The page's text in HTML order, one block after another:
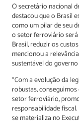
O secretário nacional
destacou que o Brasil
como um pilar de seu
o setor ferroviário
Brasil, reduzir os
mencionou a
sustentável do
“Com a evolução da
robustas,
setor ferroviário,
responsabilidade
se materializa no